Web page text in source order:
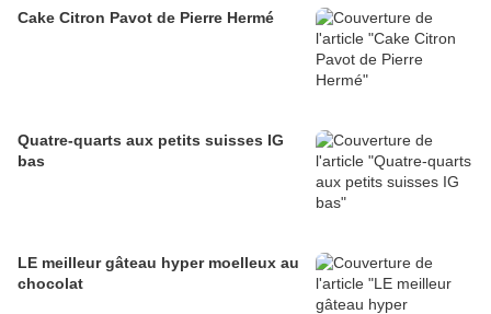
Cake Citron Pavot de Pierre Hermé
Quatre-quarts aux petits suisses IG
bas
LE meilleur gâteau hyper moelleux au
chocolat